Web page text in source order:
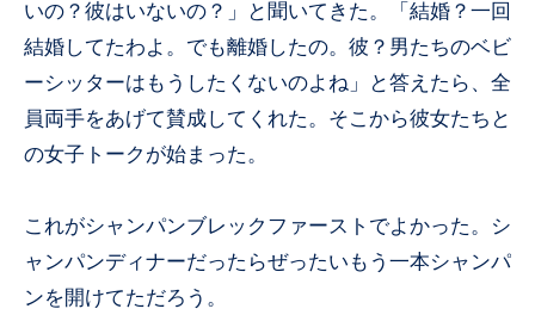
いの？彼はいないの？」と聞いてきた。「結婚？一回
結婚してたわよ。でも離婚したの。彼？男たちのベビ
ーシッターはもうしたくないのよね」と答えたら、全
員両手をあげて賛成してくれた。そこから彼女たちと
の女子トークが始まった。
これがシャンパンブレックファーストでよかった。シ
ャンパンディナーだったらぜったいもう一本シャンパ
ンを開けてただろう。